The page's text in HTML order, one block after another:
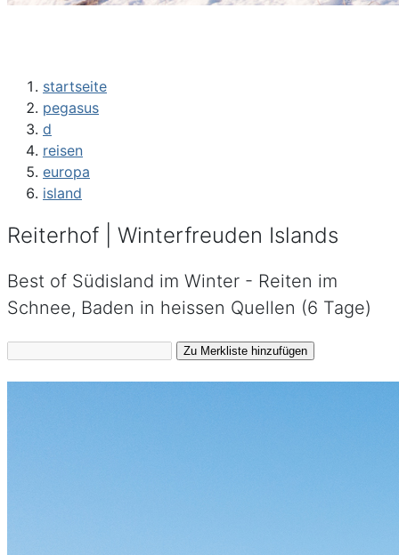
startseite
pegasus
d
reisen
europa
island
Reiterhof | Winterfreuden Islands
Best of Südisland im Winter - Reiten im
Schnee, Baden in heissen Quellen (6 Tage)